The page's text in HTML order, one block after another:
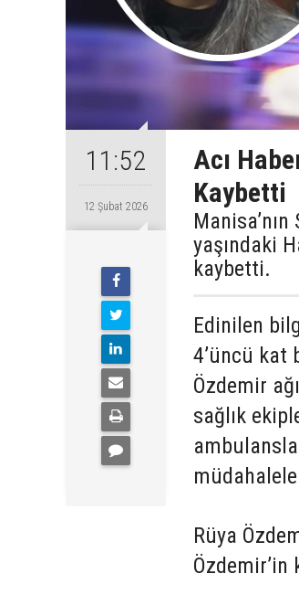
11:52
12 Şubat 2026
Acı
Kaybetti
yaşındaki
kaybetti.
Edinilen
4’üncü kat
Özdemir
sağlık
Rüya
Özdemir’in